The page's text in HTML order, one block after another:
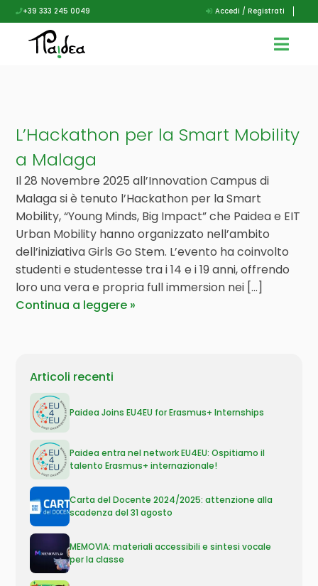
+39 333 245 0049 Accedi / Registrati
L’Hackathon per la Smart Mobility
a Malaga
Il 28 Novembre 2025 all’Innovation Campus di
Malaga si è tenuto l’Hackathon per la Smart
Mobility, “Young Minds, Big Impact” che Paidea e EIT
Urban Mobility hanno organizzato nell’ambito
dell’iniziativa Girls Go Stem. L’evento ha coinvolto
studenti e studentesse tra i 14 e i 19 anni, offrendo
loro una vera e propria full immersion nei [...]
Continua a leggere
Articoli recenti
Paidea Joins EU4EU for Erasmus+ Internships
Paidea entra nel network EU4EU: Ospitiamo il
talento Erasmus+ internazionale!
Carta del Docente 2024/2025: attenzione alla
scadenza del 31 agosto
MEMOVIA: materiali accessibili e sintesi vocale
per la classe